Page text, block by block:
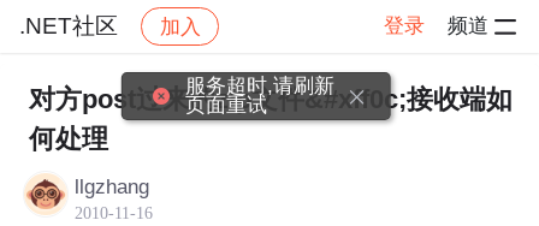
.NET社区 加入 登录 频道
社区 .NET社区 帖子详情
对方post过来的zip文件&#xff0c;接收端如
何处理
llgzhang
2010-11-16
服务超时,请刷新
页面重试